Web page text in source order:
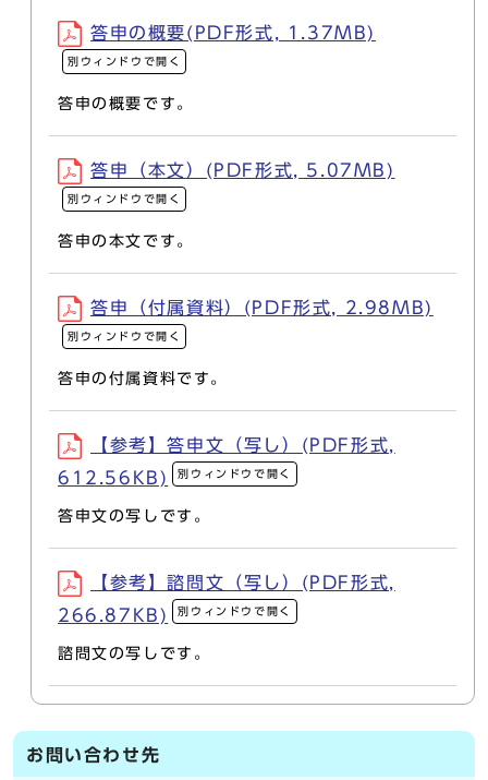
答申の概要(PDF形式, 1.37MB)
別ウィンドウで開く
答申の概要です。
答申（本文）(PDF形式, 5.07MB)
別ウィンドウで開く
答申の本文です。
答申（付属資料）(PDF形式, 2.98MB)
別ウィンドウで開く
答申の付属資料です。
【参考】答申文（写し）(PDF形式,
612.56KB)
別ウィンドウで開く
答申文の写しです。
【参考】諮問文（写し）(PDF形式,
266.87KB)
別ウィンドウで開く
諮問文の写しです。
お問い合わせ先